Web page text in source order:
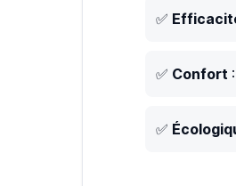
✅
✅ Confort
✅